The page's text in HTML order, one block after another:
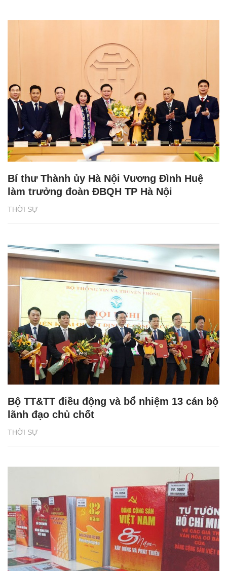
THỜI SỰ
Bí thư Thành ủy Hà Nội Vương Đình Huệ
làm trưởng đoàn ĐBQH TP Hà Nội
THỜI SỰ
Bộ TT&TT điều động và bổ nhiệm 13 cán bộ
lãnh đạo chủ chốt